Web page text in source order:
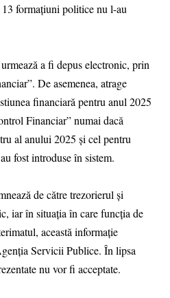
formațiuni politice nu l-au
a fi depus electronic, prin
De asemenea, atrage
financiară pentru anul 2025
Financiar” numai dacă
al anului 2025 și cel pentru
fost introduse în sistem.
de către trezorierul și
iar în situația în care funcția de
această informație
Servicii Publice. În lipsa
nu vor fi acceptate.